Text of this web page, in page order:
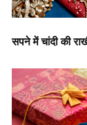
सपने में चांदी की